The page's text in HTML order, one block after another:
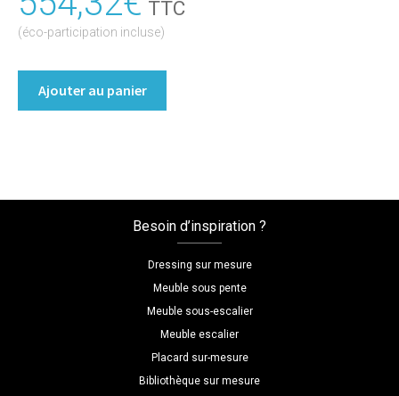
TTC
(éco-participation incluse)
Ajouter au panier
Besoin d’inspiration ?
Dressing sur mesure
Meuble sous pente
Meuble sous-escalier
Meuble escalier
Placard sur-mesure
Bibliothèque sur mesure